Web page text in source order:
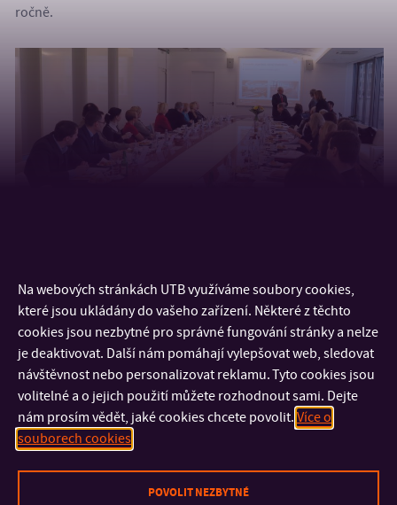
ročně.
Na webových stránkách UTB využíváme soubory cookies,
které jsou ukládány do vašeho zařízení. Některé z těchto
cookies jsou nezbytné pro správné fungování stránky a nelze
je deaktivovat. Další nám pomáhají vylepšovat web, sledovat
návštěvnost nebo personalizovat reklamu. Tyto cookies jsou
volitelné a o jejich použití můžete rozhodnout sami. Dejte
nám prosím vědět, jaké cookies chcete povolit. Více o
souborech cookies
POVOLIT NEZBYTNÉ